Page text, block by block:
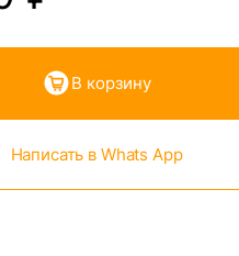
В корзину
Написать в Whats App